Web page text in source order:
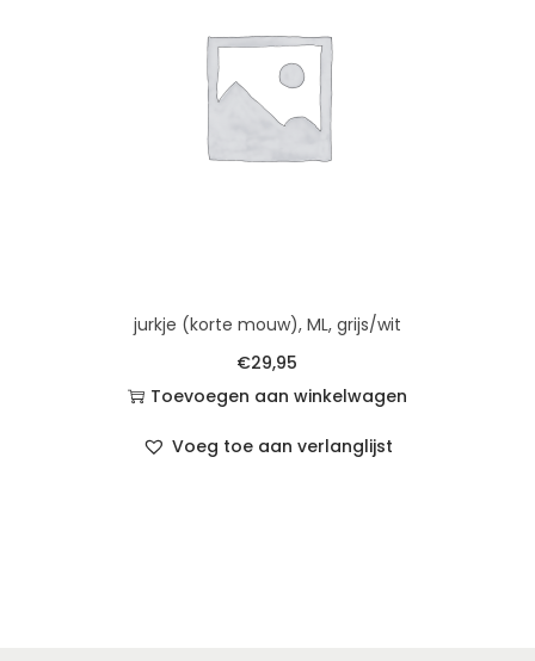
jurkje (korte mouw), ML, grijs/wit
€29,95
Toevoegen aan winkelwagen
Voeg toe aan verlanglijst